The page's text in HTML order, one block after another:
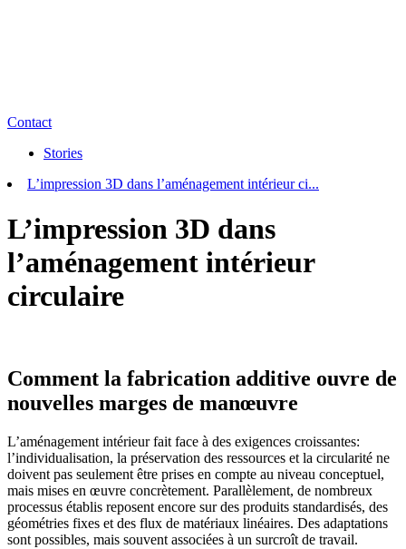
Contact
Stories
L’impression 3D dans l’aménagement intérieur ci...
L’impression 3D dans
l’aménagement intérieur
circulaire
Comment la fabrication additive ouvre de
nouvelles marges de manœuvre
L’aménagement intérieur fait face à des exigences croissantes:
l’individualisation, la préservation des ressources et la circularité ne
doivent pas seulement être prises en compte au niveau conceptuel,
mais mises en œuvre concrètement. Parallèlement, de nombreux
processus établis reposent encore sur des produits standardisés, des
géométries fixes et des flux de matériaux linéaires. Des adaptations
sont possibles, mais souvent associées à un surcroît de travail.